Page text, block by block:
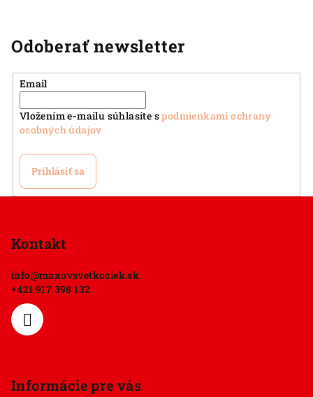
Odoberať newsletter
Email
Vložením e-mailu súhlasíte spodmienkami ochrany
osobných údajov
Prihlásiť sa
Kontakt
info@maxovsvetkociek.sk
+421 917 398 132
Informácie pre vás